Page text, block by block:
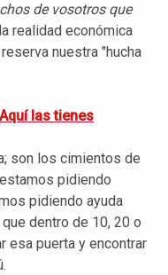
de vosotros que
realidad económica
nuestra "hucha
Aquí las tienes
son los cimientos de
pidiendo
pidiendo ayuda
dentro de 10, 20 o
esa puerta y encontrar